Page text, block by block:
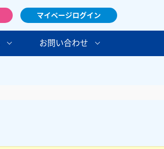
マイページログイン
お問い合わせ